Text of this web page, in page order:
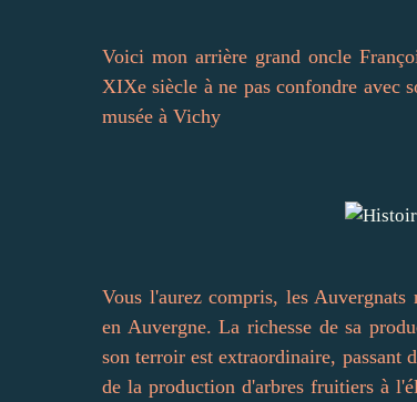
Voici mon arrière grand oncle
XIXe siècle à ne pas confondre avec
musée à Vichy
Vous l'aurez compris, les
en Auvergne. La richesse de sa
son terroir est extraordinaire, passant
de la production d'arbres fruitiers à